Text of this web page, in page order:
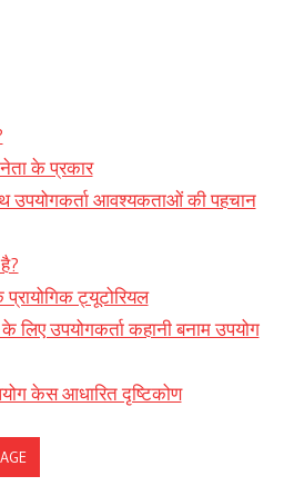
के प्रकार
आवश्यकताओं की पहचान
ट्यूटोरियल
लिए उपयोगकर्ता कहानी बनाम उपयोग
केस आधारित दृष्टिकोण